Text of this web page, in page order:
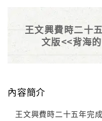
王文興費時二十
文版<<背海
內容簡介
王文興費時二十五年完